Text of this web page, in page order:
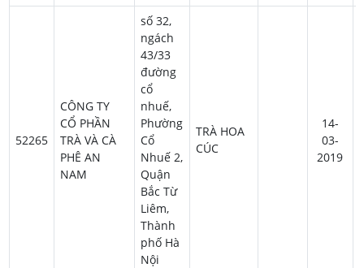
52265
CÔNG TY
CỔ PHẦN
TRÀ VÀ CÀ
PHÊ AN
NAM
số 32,
ngách
43/33
đường
cổ
nhuế,
Phường
Cổ
Nhuế 2,
Quận
Bắc Từ
Liêm,
Thành
phố Hà
Nội
TRÀ HOA
CÚC
14-
03-
2019